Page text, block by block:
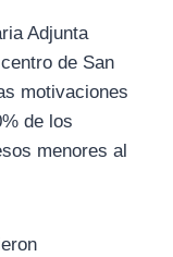
Adjunta
de San
motivaciones
de los
menores al